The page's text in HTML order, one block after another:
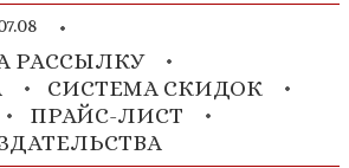
РАССЫЛКУ
СИСТЕМА СКИДОК
ПРАЙС-ЛИСТ